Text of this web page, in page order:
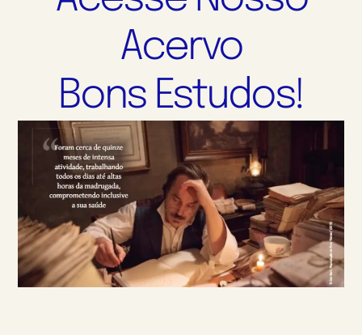
Acervo
Bons Estudos!